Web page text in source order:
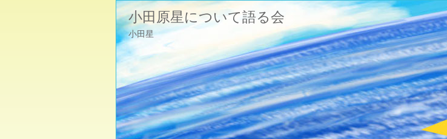
小田原星について語る会
小田星